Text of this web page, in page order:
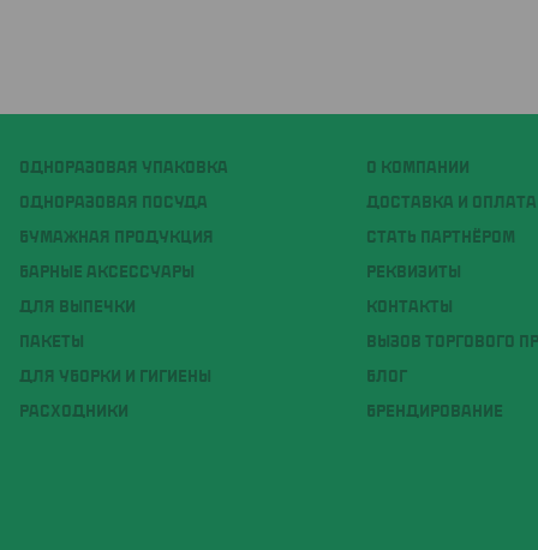
ОДНОРАЗОВАЯ УПАКОВКА
ОДНОРАЗОВАЯ ПОСУДА
БУМАЖНАЯ ПРОДУКЦИЯ
БАРНЫЕ АКСЕССУАРЫ
ДЛЯ ВЫПЕЧКИ
ПАКЕТЫ
ДЛЯ УБОРКИ И ГИГИЕНЫ
РАСХОДНИКИ
О КОМПАНИИ
ДОСТАВКА И ОПЛАТА
СТАТЬ ПАРТНЁРОМ
РЕКВИЗИТЫ
КОНТАКТЫ
ВЫЗОВ ТОРГОВОГО
БЛОГ
БРЕНДИРОВАНИЕ